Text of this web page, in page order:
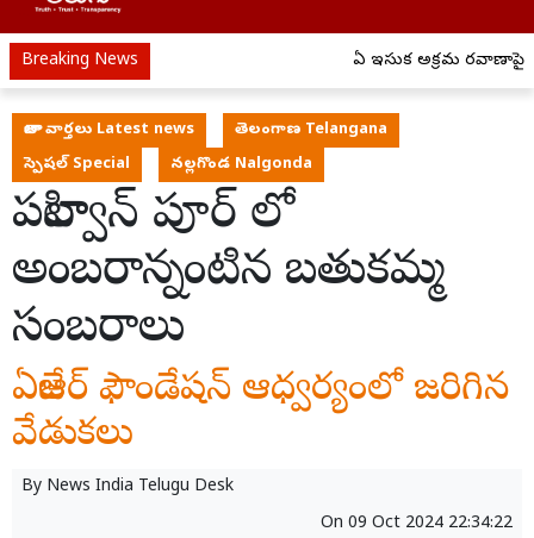
Breaking News ఏపీ ఇసుక అక్రమ రవాణాపై
తాజా వార్తలు Latest news
తెలంగాణ Telangana
స్పెషల్ Special
నల్లగొండ Nalgonda
పహిల్వాన్ పూర్ లో
అంబరాన్నంటిన బతుకమ్మ
సంబరాలు
ఏజేఆర్ ఫౌండేషన్ ఆధ్వర్యంలో జరిగిన
వేడుకలు
By News India Telugu Desk
On 09 Oct 2024 22:34:22